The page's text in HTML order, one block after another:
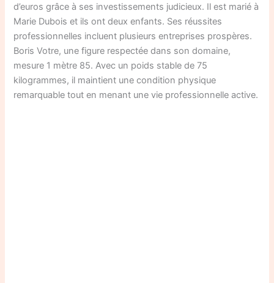
d’euros grâce à ses investissements judicieux. Il est marié à
Marie Dubois et ils ont deux enfants. Ses réussites
professionnelles incluent plusieurs entreprises prospères.
Boris Votre, une figure respectée dans son domaine,
mesure 1 mètre 85. Avec un poids stable de 75
kilogrammes, il maintient une condition physique
remarquable tout en menant une vie professionnelle active.